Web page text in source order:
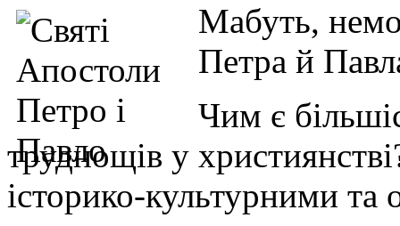
Мабуть,
Петра й
Чим є
труднощів у
історико-культурними